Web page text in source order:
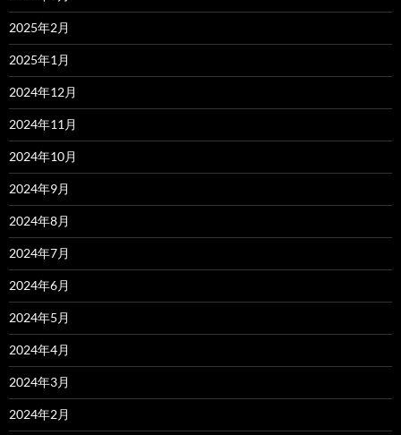
2025年2月
2025年1月
2024年12月
2024年11月
2024年10月
2024年9月
2024年8月
2024年7月
2024年6月
2024年5月
2024年4月
2024年3月
2024年2月